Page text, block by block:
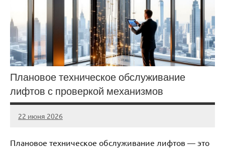
Плановое техническое обслуживание
лифтов с проверкой механизмов
22 июня 2026
Avtor
Нет
Плановое техническое обслуживание лифтов — это